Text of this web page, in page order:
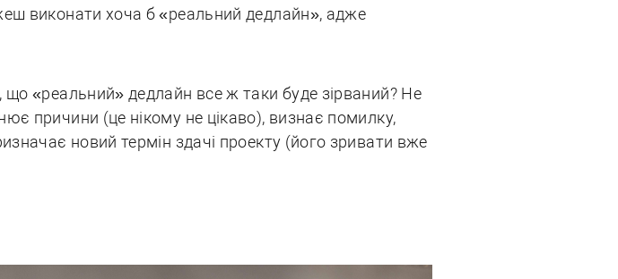
виконати хоча б «реальний дедлайн», адже
«реальний» дедлайн все ж таки буде зірваний? Не
причини (це нікому не цікаво), визнає помилку,
новий термін здачі проекту (його зривати вже